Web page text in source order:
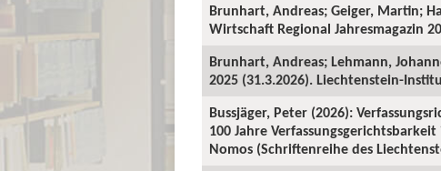
Brunhart, Andreas; Geiger, Martin;
Wirtschaft Regional Jahresmagazin
Brunhart, Andreas; Lehmann,
2025 (31.3.2026). Liechtenstein-
Bussjäger, Peter (2026):
100 Jahre
Nomos (Schriftenreihe des